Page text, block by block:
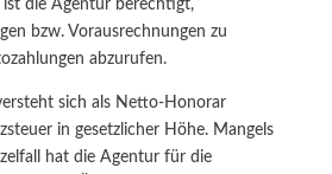
die Agentur berechtigt,
bzw. Vorausrechnungen zu
abzurufen.
sich als Netto-Honorar
in gesetzlicher Höhe. Mangels
hat die Agentur für die